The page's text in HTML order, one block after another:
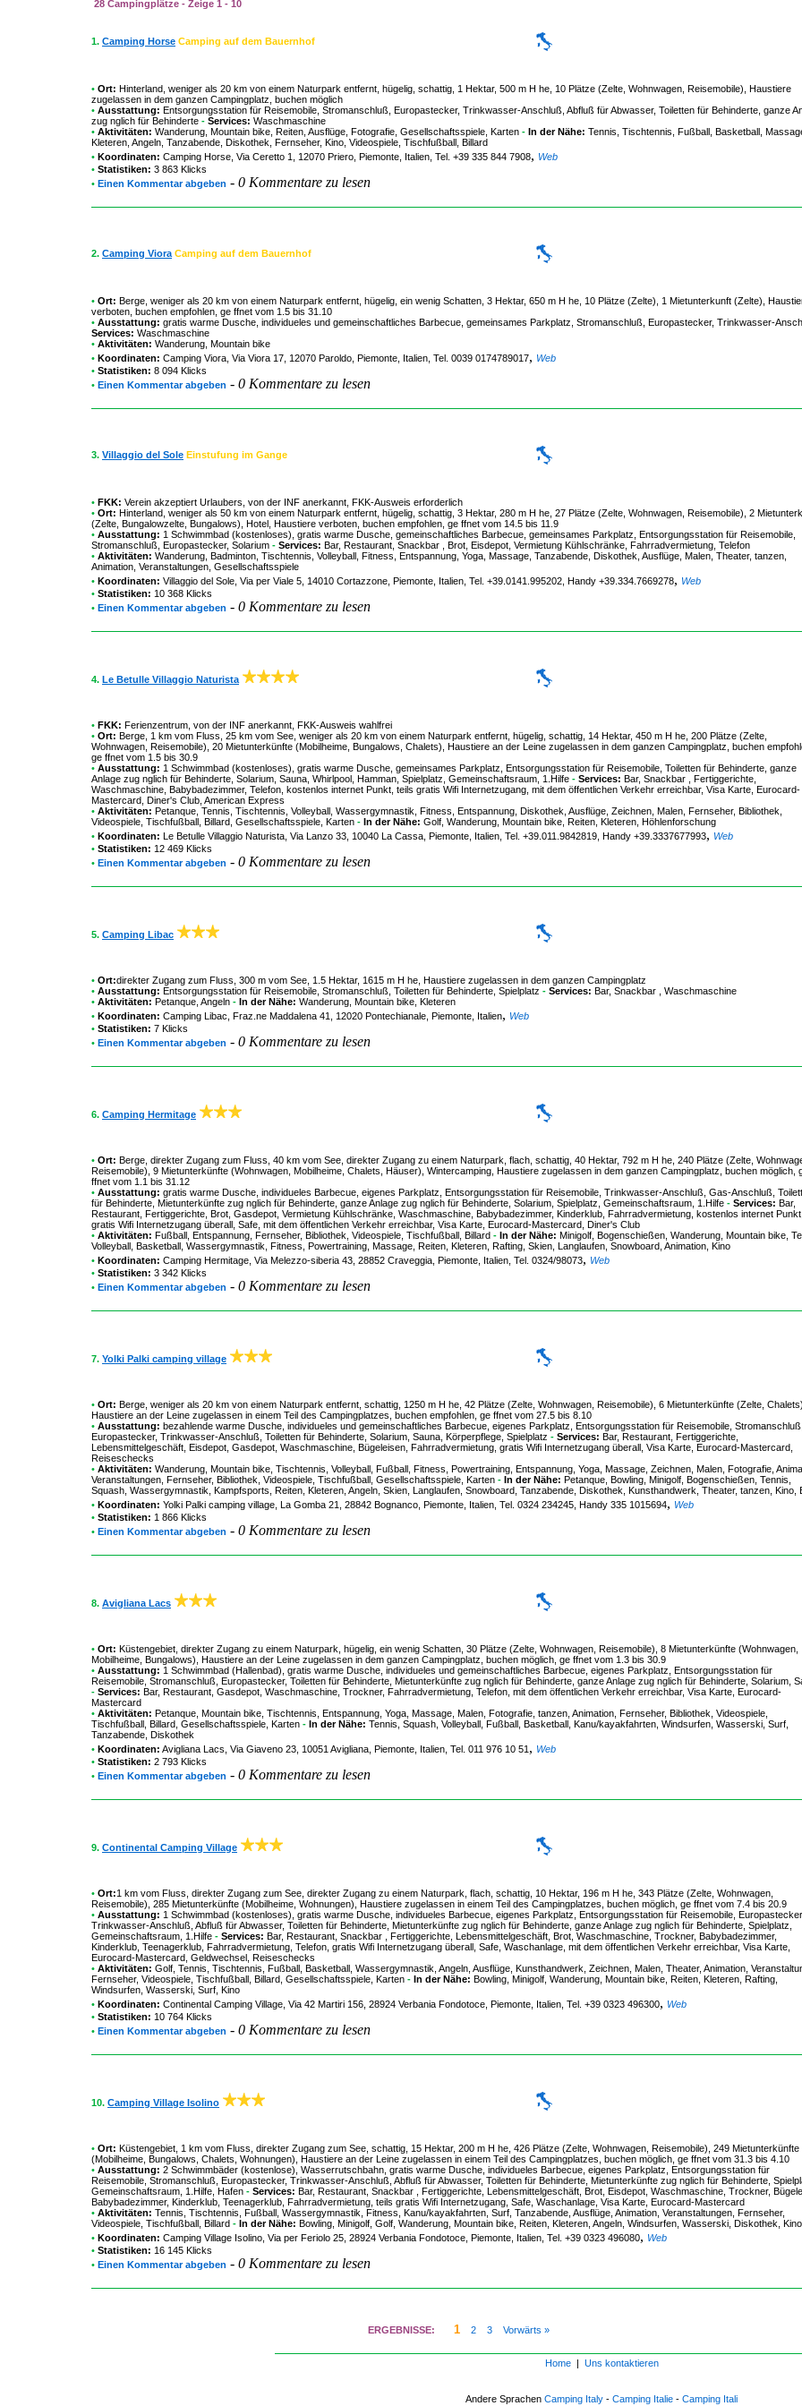
28 Campingplätze - Zeige 1 - 10
1. Camping Horse Camping auf dem Bauernhof
• Ort: Hinterland, weniger als 20 km von einem Naturpark entfernt, hügelig, schattig, 1 Hektar, 500 m H he, 10 Plätze (Zelte, Wohnwagen, Reisemobile), Haustiere
zugelassen in dem ganzen Campingplatz, buchen möglich
• Ausstattung: Entsorgungsstation für Reisemobile, Stromanschluß, Europastecker, Trinkwasser-Anschluß, Abfluß für Abwasser, Toiletten für Behinderte, ganze
zug nglich für Behinderte - Services: Waschmaschine
• Aktivitäten: Wanderung, Mountain bike, Reiten, Ausflüge, Fotografie, Gesellschaftsspiele, Karten - In der Nähe: Tennis, Tischtennis, Fußball, Basketball,
Kleteren, Angeln, Tanzabende, Diskothek, Fernseher, Kino, Videospiele, Tischfußball, Billard
• Koordinaten: Camping Horse , Via Ceretto 1, 12070 Priero, Piemonte, Italien, Tel. +39 335 844 7908, Web
• Statistiken: 3 863 Klicks
• Einen Kommentar abgeben - 0 Kommentare zu lesen
2. Camping Viora Camping auf dem Bauernhof
• Ort: Berge, weniger als 20 km von einem Naturpark entfernt, hügelig, ein wenig Schatten, 3 Hektar, 650 m H he, 10 Plätze (Zelte), 1 Mietunterkunft (Zelte),
verboten, buchen empfohlen, ge ffnet vom 1.5 bis 31.10
• Ausstattung: gratis warme Dusche, individueles und gemeinschaftliches Barbecue, gemeinsames Parkplatz, Stromanschluß, Europastecker, Trinkwasser-
Services: Waschmaschine
• Aktivitäten: Wanderung, Mountain bike
• Koordinaten: Camping Viora , Via Viora 17, 12070 Paroldo, Piemonte, Italien, Tel. 0039 0174789017, Web
• Statistiken: 8 094 Klicks
• Einen Kommentar abgeben - 0 Kommentare zu lesen
3. Villaggio del Sole Einstufung im Gange
• FKK: Verein akzeptiert Urlaubers von der INF anerkannt FKK-Ausweis erforderlich
• Ort: Hinterland, weniger als 50 km von einem Naturpark entfernt, hügelig, schattig, 3 Hektar, 280 m H he, 27 Plätze (Zelte, Wohnwagen, Reisemobile), 2
(Zelte, Bungalowzelte, Bungalows), Hotel, Haustiere verboten, buchen empfohlen, ge ffnet vom 14.5 bis 11.9
• Ausstattung: 1 Schwimmbad (kostenloses), gratis warme Dusche, gemeinschaftliches Barbecue, gemeinsames Parkplatz, Entsorgungsstation für Reisemobile,
Stromanschluß, Europastecker, Solarium - Services: Bar, Restaurant, Snackbar , Brot, Eisdepot, Vermietung Kühlschränke, Fahrradvermietung, Telefon
• Aktivitäten: Wanderung, Badminton, Tischtennis, Volleyball, Fitness, Entspannung, Yoga, Massage, Tanzabende, Diskothek, Ausflüge, Malen, Theater, tanzen,
Animation, Veranstaltungen, Gesellschaftsspiele
• Koordinaten: Villaggio del Sole , Via per Viale 5, 14010 Cortazzone, Piemonte, Italien, Tel. +39.0141.995202, Handy +39.334.7669278, Web
• Statistiken: 10 368 Klicks
• Einen Kommentar abgeben - 0 Kommentare zu lesen
4. Le Betulle Villaggio Naturista
• FKK: Ferienzentrum von der INF anerkannt FKK-Ausweis wahlfrei
• Ort: Berge, 1 km vom Fluss, 25 km vom See, weniger als 20 km von einem Naturpark entfernt, hügelig, schattig, 14 Hektar, 450 m H he, 200 Plätze (Zelte,
Wohnwagen, Reisemobile), 20 Mietunterkünfte (Mobilheime, Bungalows, Chalets), Haustiere an der Leine zugelassen in dem ganzen Campingplatz, buchen
ge ffnet vom 1.5 bis 30.9
• Ausstattung: 1 Schwimmbad (kostenloses), gratis warme Dusche, gemeinsames Parkplatz, Entsorgungsstation für Reisemobile, Toiletten für Behinderte, ganze
Anlage zug nglich für Behinderte, Solarium, Sauna, Whirlpool, Hamman, Spielplatz, Gemeinschaftsraum, 1.Hilfe - Services: Bar, Snackbar , Fertiggerichte,
Waschmaschine, Babybadezimmer, Telefon, kostenlos internet Punkt, teils gratis Wifi Internetzugang, mit dem öffentlichen Verkehr erreichbar, Visa Karte, Eurocard-
Mastercard, Diner's Club, American Express
• Aktivitäten: Petanque, Tennis, Tischtennis, Volleyball, Wassergymnastik, Fitness, Entspannung, Diskothek, Ausflüge, Zeichnen, Malen, Fernseher, Bibliothek,
Videospiele, Tischfußball, Billard, Gesellschaftsspiele, Karten - In der Nähe: Golf, Wanderung, Mountain bike, Reiten, Kleteren, Höhlenforschung
• Koordinaten: Le Betulle Villaggio Naturista , Via Lanzo 33, 10040 La Cassa, Piemonte, Italien, Tel. +39.011.9842819, Handy +39.3337677993, Web
• Statistiken: 12 469 Klicks
• Einen Kommentar abgeben - 0 Kommentare zu lesen
5. Camping Libac
• Ort:direkter Zugang zum Fluss, 300 m vom See, 1.5 Hektar, 1615 m H he, Haustiere zugelassen in dem ganzen Campingplatz
• Ausstattung: Entsorgungsstation für Reisemobile, Stromanschluß, Toiletten für Behinderte, Spielplatz - Services: Bar, Snackbar , Waschmaschine
• Aktivitäten: Petanque, Angeln - In der Nähe: Wanderung, Mountain bike, Kleteren
• Koordinaten: Camping Libac , Fraz.ne Maddalena 41, 12020 Pontechianale, Piemonte, Italien, Web
• Statistiken: 7 Klicks
• Einen Kommentar abgeben - 0 Kommentare zu lesen
6. Camping Hermitage
• Ort: Berge, direkter Zugang zum Fluss, 40 km vom See, direkter Zugang zu einem Naturpark, flach, schattig, 40 Hektar, 792 m H he, 240 Plätze (Zelte,
Reisemobile), 9 Mietunterkünfte (Wohnwagen, Mobilheime, Chalets, Häuser), Wintercamping, Haustiere zugelassen in dem ganzen Campingplatz, buchen möglich,
ffnet vom 1.1 bis 31.12
• Ausstattung: gratis warme Dusche, individueles Barbecue, eigenes Parkplatz, Entsorgungsstation für Reisemobile, Trinkwasser-Anschluß, Gas-Anschluß,
für Behinderte, Mietunterkünfte zug nglich für Behinderte, ganze Anlage zug nglich für Behinderte, Solarium, Spielplatz, Gemeinschaftsraum, 1.Hilfe - Services: Bar,
Restaurant, Fertiggerichte, Brot, Gasdepot, Vermietung Kühlschränke, Waschmaschine, Babybadezimmer, Kinderklub, Fahrradvermietung, kostenlos internet Punkt,
gratis Wifi Internetzugang überall, Safe, mit dem öffentlichen Verkehr erreichbar, Visa Karte, Eurocard-Mastercard, Diner's Club
• Aktivitäten: Fußball, Entspannung, Fernseher, Bibliothek, Videospiele, Tischfußball, Billard - In der Nähe: Minigolf, Bogenschießen, Wanderung, Mountain bike,
Volleyball, Basketball, Wassergymnastik, Fitness, Powertraining, Massage, Reiten, Kleteren, Rafting, Skien, Langlaufen, Snowboard, Animation, Kino
• Koordinaten: Camping Hermitage , Via Melezzo-siberia 43, 28852 Craveggia, Piemonte, Italien, Tel. 0324/98073, Web
• Statistiken: 3 342 Klicks
• Einen Kommentar abgeben - 0 Kommentare zu lesen
7. Yolki Palki camping village
• Ort: Berge, weniger als 20 km von einem Naturpark entfernt, schattig, 1250 m H he, 42 Plätze (Zelte, Wohnwagen, Reisemobile), 6 Mietunterkünfte (Zelte, Chalets),
Haustiere an der Leine zugelassen in einem Teil des Campingplatzes, buchen empfohlen, ge ffnet vom 27.5 bis 8.10
• Ausstattung: bezahlende warme Dusche, individueles und gemeinschaftliches Barbecue, eigenes Parkplatz, Entsorgungsstation für Reisemobile, Stromanschluß,
Europastecker, Trinkwasser-Anschluß, Toiletten für Behinderte, Solarium, Sauna, Körperpflege, Spielplatz - Services: Bar, Restaurant, Fertiggerichte,
Lebensmittelgeschäft, Eisdepot, Gasdepot, Waschmaschine, Bügeleisen, Fahrradvermietung, gratis Wifi Internetzugang überall, Visa Karte, Eurocard-Mastercard,
Reiseschecks
• Aktivitäten: Wanderung, Mountain bike, Tischtennis, Volleyball, Fußball, Fitness, Powertraining, Entspannung, Yoga, Massage, Zeichnen, Malen, Fotografie,
Veranstaltungen, Fernseher, Bibliothek, Videospiele, Tischfußball, Gesellschaftsspiele, Karten - In der Nähe: Petanque, Bowling, Minigolf, Bogenschießen, Tennis,
Squash, Wassergymnastik, Kampfsports, Reiten, Kleteren, Angeln, Skien, Langlaufen, Snowboard, Tanzabende, Diskothek, Kunsthandwerk, Theater, tanzen, Kino,
• Koordinaten: Yolki Palki camping village , La Gomba 21, 28842 Bognanco, Piemonte, Italien, Tel. 0324 234245, Handy 335 1015694, Web
• Statistiken: 1 866 Klicks
• Einen Kommentar abgeben - 0 Kommentare zu lesen
8. Avigliana Lacs
• Ort: Küstengebiet, direkter Zugang zu einem Naturpark, hügelig, ein wenig Schatten, 30 Plätze (Zelte, Wohnwagen, Reisemobile), 8 Mietunterkünfte (Wohnwagen,
Mobilheime, Bungalows), Haustiere an der Leine zugelassen in dem ganzen Campingplatz, buchen möglich, ge ffnet vom 1.3 bis 30.9
• Ausstattung: 1 Schwimmbad (Hallenbad), gratis warme Dusche, individueles und gemeinschaftliches Barbecue, eigenes Parkplatz, Entsorgungsstation für
Reisemobile, Stromanschluß, Europastecker, Toiletten für Behinderte, Mietunterkünfte zug nglich für Behinderte, ganze Anlage zug nglich für Behinderte, Solarium,
- Services: Bar, Restaurant, Gasdepot, Waschmaschine, Trockner, Fahrradvermietung, Telefon, mit dem öffentlichen Verkehr erreichbar, Visa Karte, Eurocard-
Mastercard
• Aktivitäten: Petanque, Mountain bike, Tischtennis, Entspannung, Yoga, Massage, Malen, Fotografie, tanzen, Animation, Fernseher, Bibliothek, Videospiele,
Tischfußball, Billard, Gesellschaftsspiele, Karten - In der Nähe: Tennis, Squash, Volleyball, Fußball, Basketball, Kanu/kayakfahrten, Windsurfen, Wasserski, Surf,
Tanzabende, Diskothek
• Koordinaten: Avigliana Lacs , Via Giaveno 23, 10051 Avigliana, Piemonte, Italien, Tel. 011 976 10 51 , Web
• Statistiken: 2 793 Klicks
• Einen Kommentar abgeben - 0 Kommentare zu lesen
9. Continental Camping Village
• Ort:1 km vom Fluss, direkter Zugang zum See, direkter Zugang zu einem Naturpark, flach, schattig, 10 Hektar, 196 m H he, 343 Plätze (Zelte, Wohnwagen,
Reisemobile), 285 Mietunterkünfte (Mobilheime, Wohnungen), Haustiere zugelassen in einem Teil des Campingplatzes, buchen möglich, ge ffnet vom 7.4 bis 20.9
• Ausstattung: 1 Schwimmbad (kostenloses), gratis warme Dusche, individueles Barbecue, eigenes Parkplatz, Entsorgungsstation für Reisemobile, Europastecker,
Trinkwasser-Anschluß, Abfluß für Abwasser, Toiletten für Behinderte, Mietunterkünfte zug nglich für Behinderte, ganze Anlage zug nglich für Behinderte, Spielplatz,
Gemeinschaftsraum, 1.Hilfe - Services: Bar, Restaurant, Snackbar , Fertiggerichte, Lebensmittelgeschäft, Brot, Waschmaschine, Trockner, Babybadezimmer,
Kinderklub, Teenagerklub, Fahrradvermietung, Telefon, gratis Wifi Internetzugang überall, Safe, Waschanlage, mit dem öffentlichen Verkehr erreichbar, Visa Karte,
Eurocard-Mastercard, Geldwechsel, Reiseschecks
• Aktivitäten: Golf, Tennis, Tischtennis, Fußball, Basketball, Wassergymnastik, Angeln, Ausflüge, Kunsthandwerk, Zeichnen, Malen, Theater, Animation,
Fernseher, Videospiele, Tischfußball, Billard, Gesellschaftsspiele, Karten - In der Nähe: Bowling, Minigolf, Wanderung, Mountain bike, Reiten, Kleteren, Rafting,
Windsurfen, Wasserski, Surf, Kino
• Koordinaten: Continental Camping Village , Via 42 Martiri 156, 28924 Verbania Fondotoce, Piemonte, Italien, Tel. +39 0323 496300, Web
• Statistiken: 10 764 Klicks
• Einen Kommentar abgeben - 0 Kommentare zu lesen
10. Camping Village Isolino
• Ort: Küstengebiet, 1 km vom Fluss, direkter Zugang zum See, schattig, 15 Hektar, 200 m H he, 426 Plätze (Zelte, Wohnwagen, Reisemobile), 249 Mietunterkünfte
(Mobilheime, Bungalows, Chalets, Wohnungen), Haustiere an der Leine zugelassen in einem Teil des Campingplatzes, buchen möglich, ge ffnet vom 31.3 bis 4.10
• Ausstattung: 2 Schwimmbäder (kostenlose), Wasserrutschbahn, gratis warme Dusche, individueles Barbecue, eigenes Parkplatz, Entsorgungsstation für
Reisemobile, Stromanschluß, Europastecker, Trinkwasser-Anschluß, Abfluß für Abwasser, Toiletten für Behinderte, Mietunterkünfte zug nglich für Behinderte,
Gemeinschaftsraum, 1.Hilfe, Hafen - Services: Bar, Restaurant, Snackbar , Fertiggerichte, Lebensmittelgeschäft, Brot, Eisdepot, Waschmaschine, Trockner,
Babybadezimmer, Kinderklub, Teenagerklub, Fahrradvermietung, teils gratis Wifi Internetzugang, Safe, Waschanlage, Visa Karte, Eurocard-Mastercard
• Aktivitäten: Tennis, Tischtennis, Fußball, Wassergymnastik, Fitness, Kanu/kayakfahrten, Surf, Tanzabende, Ausflüge, Animation, Veranstaltungen, Fernseher,
Videospiele, Tischfußball, Billard - In der Nähe: Bowling, Minigolf, Golf, Wanderung, Mountain bike, Reiten, Kleteren, Angeln, Windsurfen, Wasserski, Diskothek, Kino
• Koordinaten: Camping Village Isolino , Via per Feriolo 25, 28924 Verbania Fondotoce, Piemonte, Italien, Tel. +39 0323 496080, Web
• Statistiken: 16 145 Klicks
• Einen Kommentar abgeben - 0 Kommentare zu lesen
ERGEBNISSE: 1 2 3 Vorwärts »
Home| Uns kontaktieren
Andere Sprachen Camping Italy - Camping Italie - Camping Itali